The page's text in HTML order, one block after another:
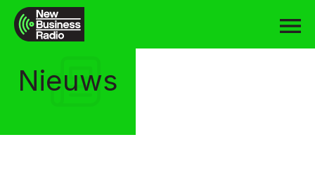
Nieuws